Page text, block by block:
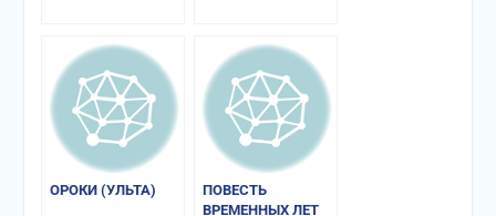
ОРОКИ (УЛЬТА)
ПОВЕСТЬ
ВРЕМЕННЫХ ЛЕТ